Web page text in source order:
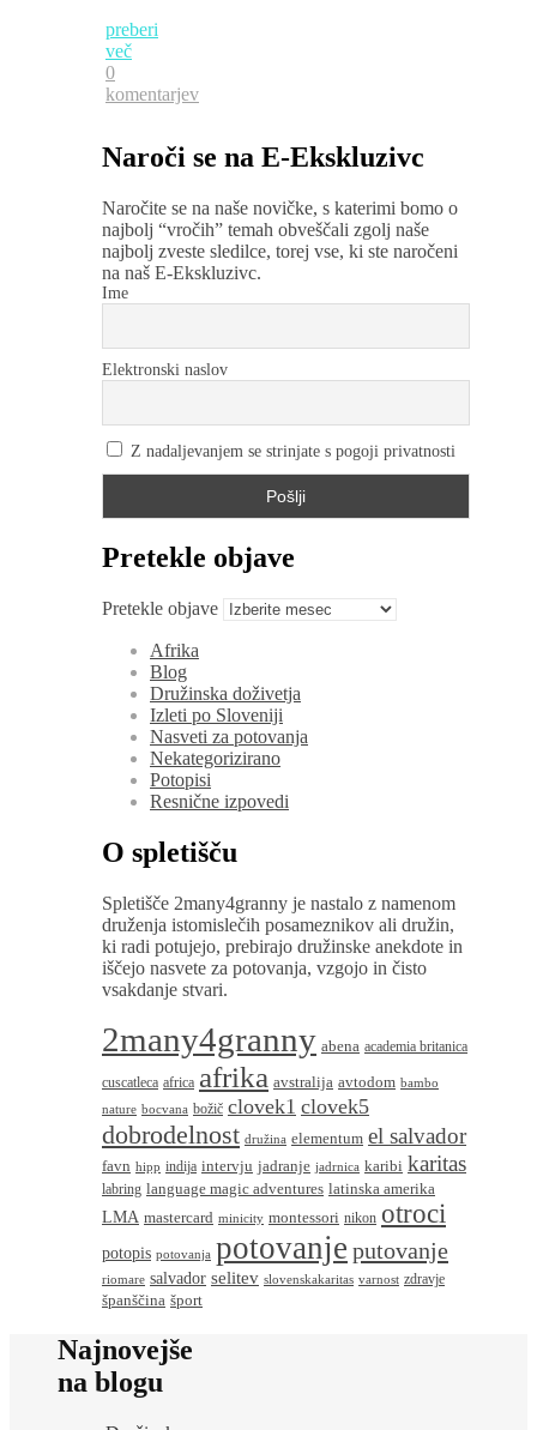
preberi
več
0
komentarjev
Naroči se na E-Ekskluzivc
Naročite se na naše novičke, s katerimi bomo o
najbolj “vročih” temah obveščali zgolj naše
najbolj zveste sledilce, torej vse, ki ste naročeni
na naš E-Ekskluzivc.
Ime
Elektronski naslov
Z nadaljevanjem se strinjate s pogoji privatnosti
Pretekle objave
Pretekle objave
Afrika
Blog
Družinska doživetja
Izleti po Sloveniji
Nasveti za potovanja
Nekategorizirano
Potopisi
Resnične izpovedi
O spletišču
Spletišče 2many4granny je nastalo z namenom
druženja istomislečih posameznikov ali družin,
ki radi potujejo, prebirajo družinske anekdote in
iščejo nasvete za potovanja, vzgojo in čisto
vsakdanje stvari.
2many4granny abena academia britanica
cuscatleca africa afrika avstralija avtodom bambo
nature bocvana božič clovek1 clovek5
dobrodelnost družina elementum el salvador
favn hipp indija intervju jadranje jadrnica karibi karitas
labring language magic adventures latinska amerika
LMA mastercard minicity montessori nikon otroci
potopis potovanja potovanje putovanje
riomare salvador selitev slovenskakaritas varnost zdravje
španščina šport
Najnovejše
na blogu